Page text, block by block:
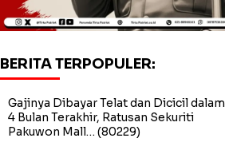
BERITA TERPOPULER:
Gajinya Dibayar Telat dan Dicicil dalam
4 Bulan Terakhir, Ratusan Sekuriti
Pakuwon Mall… (80229)